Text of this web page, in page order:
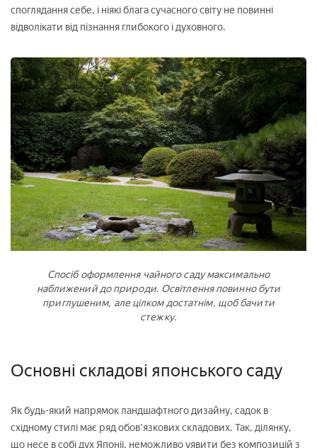
споглядання себе, і ніякі блага сучасного світу не повинні
відволікати від пізнання глибокого і духовного.
Спосіб оформлення чайного саду максимально
наближений до природи. Освітлення повинно бути
приглушеним, але цілком достатнім, щоб бачити
стежку.
Основні складові японського саду
Як будь-який напрямок ландшафтного дизайну, садок в
східному стилі має ряд обов'язкових складових. Так, ділянку,
що несе в собі дух Японії, неможливо уявити без композицій з